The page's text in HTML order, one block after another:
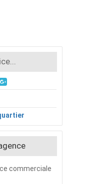
commerciale